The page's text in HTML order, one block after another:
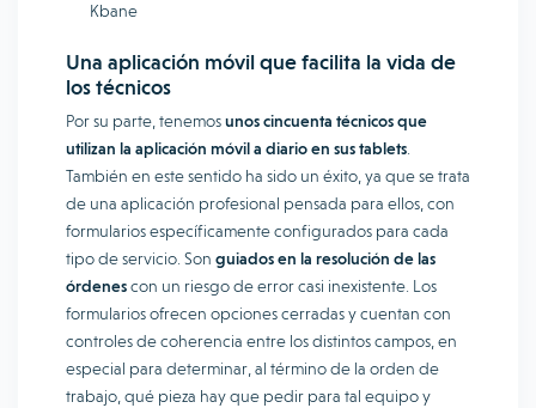
Kbane
Una aplicación móvil que facilita la vida de
los técnicos
Por su parte, tenemosunos cincuenta técnicos que
utilizan la aplicación móvil a diario en sus tablets
También en este sentido ha sido un éxito, ya que se trata
de una aplicación profesional pensada para ellos, con
formularios específicamente configurados para cada
tipo de servicio. Son guiados en la resolución de las
órdenescon un riesgo de error casi inexistente. Los
formularios ofrecen opciones cerradas y cuentan con
controles de coherencia entre los distintos campos, en
especial para determinar, al término de la orden de
trabajo, qué pieza hay que pedir para tal equipo y